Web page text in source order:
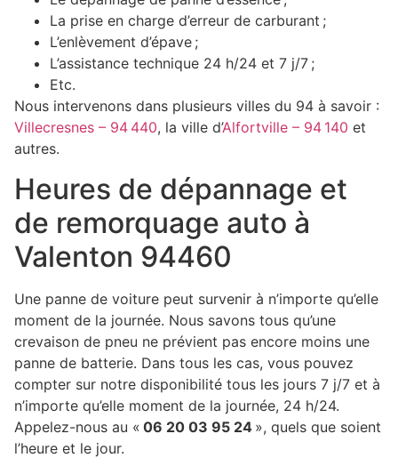
La prise en charge d’erreur de carburant ;
L’enlèvement d’épave ;
L’assistance technique 24 h/24 et 7 j/7 ;
Etc.
Nous intervenons dans plusieurs villes du 94 à savoir :
Villecresnes – 94 440, la ville d’Alfortville – 94 140 et
autres.
Heures de dépannage et
de remorquage auto à
Valenton 94460
Une panne de voiture peut survenir à n’importe qu’elle
moment de la journée. Nous savons tous qu’une
crevaison de pneu ne prévient pas encore moins une
panne de batterie. Dans tous les cas, vous pouvez
compter sur notre disponibilité tous les jours 7 j/7 et à
n’importe qu’elle moment de la journée, 24 h/24.
Appelez-nous au « 06 20 03 95 24 », quels que soient
l’heure et le jour.